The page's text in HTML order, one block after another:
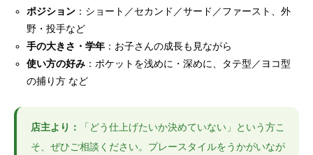
ポジション ：ショート／セカンド／サード／ファースト、外
野・投手など
手の大きさ・学年 ：お子さんの成長も見ながら
使い方の好み ：ポケットを浅めに・深めに、タテ型／ヨコ型
の捕り方 など
店主より：
「どう仕上げたいか決めていない」という方こ
そ、ぜひご相談ください。プレースタイルをうかがいなが